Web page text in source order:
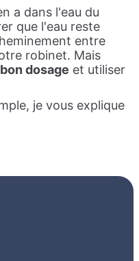
a dans l'eau du
que l'eau reste
entre
robinet. Mais
bon dosage et utiliser
je vous explique